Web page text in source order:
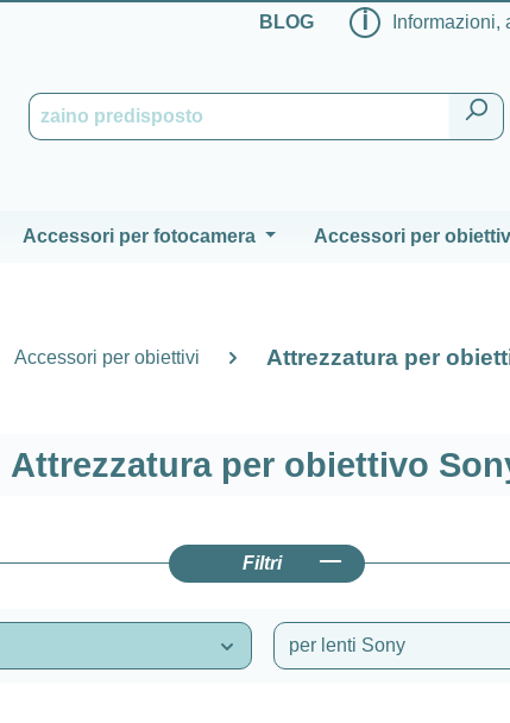
BLOG ℹ Informazioni,
Accessori per fotocamera Accessori per
Accessori per obiettivi Attrezzatura per
Attrezzatura per obiettivo
Filtri
per lenti Sony